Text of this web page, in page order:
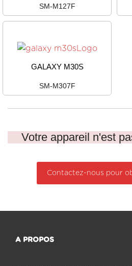
SM-M127F
GALAXY M30S
SM-M307F
Votre appareil n'est
Contactez-nous pour
A PROPOS